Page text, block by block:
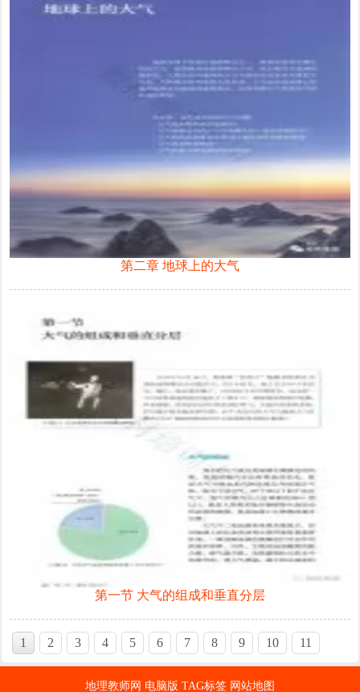
第二章 地球上的大气
第一节 大气的组成和垂直分层
1 2 3 4 5 6 7 8 9 10
11
12
13 最新500条
地理教师网 电脑版 TAG标签 网站地图